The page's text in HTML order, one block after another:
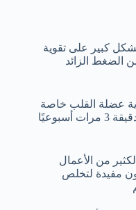
كبير على تقوية
الضغط الزائد
عضلة القلب خاصة
إذا كنت تمارس رياضة المشي لمدة 30 دقيقة 3 مرات أسبوعيًا
من الأعمال
مفيدة لتخلص